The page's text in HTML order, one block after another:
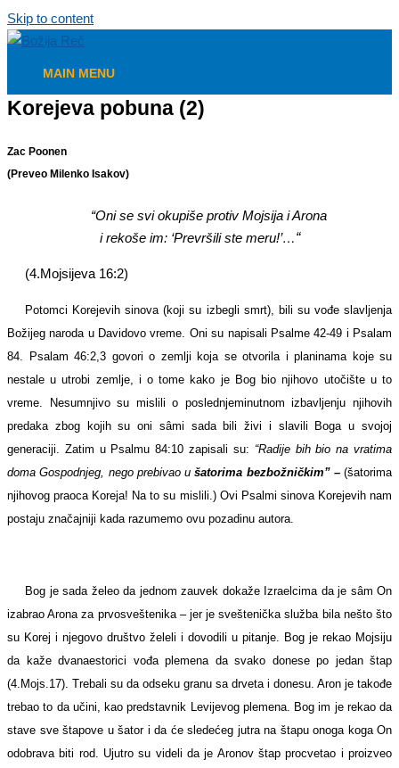
Skip to content
MAIN MENU
Korejeva pobuna (2)
Zac Poonen
(Preveo Milenko Isakov)
“Oni se svi okupiše protiv Mojsija i Arona
i rekoše im: ‘Prevršili ste meru!’…“
(4.Mojsijeva 16:2)
Potomci Korejevih sinova (koji su izbegli smrt), bili su vođe slavljenja
Božijeg naroda u Davidovo vreme. Oni su napisali Psalme 42-49 i Psalam
84. Psalam 46:2,3 govori o zemlji koja se otvorila i planinama koje su
nestale u utrobi zemlje, i o tome kako je Bog bio njihovo utočište u to
vreme. Nesumnjivo su mislili o poslednjeminutnom izbavljenju njihovih
predaka zbog kojih su oni sâmi sada bili živi i slavili Boga u svojoj
generaciji. Zatim u Psalmu 84:10 zapisali su: “Radije bih bio na vratima
doma Gospodnjeg, nego prebivao ušatorima bezbožničkim” – (šatorima
njihovog praoca Koreja! Na to su mislili.) Ovi Psalmi sinova Korejevih nam
postaju značajniji kada razumemo ovu pozadinu autora.
Bog je sada želeo da jednom zauvek dokaže Izraelcima da je sâm On
izabrao Arona za prvosveštenika – jer je sveštenička služba bila nešto što
su Korej i njegovo društvo želeli i dovodili u pitanje. Bog je rekao Mojsiju
da kaže dvanaestorici vođa plemena da svako donese po jedan štap
(4.Mojs.17). Trebali su da odseku granu sa drveta i donesu. Aron je takođe
trebao to da učini, kao predstavnik Levijevog plemena. Bog im je rekao da
stave sve štapove u šator i da će sledećeg jutra na štapu onoga koga On
odobrava biti rod. Ujutro su videli da je Aronov štap procvetao i proizveo